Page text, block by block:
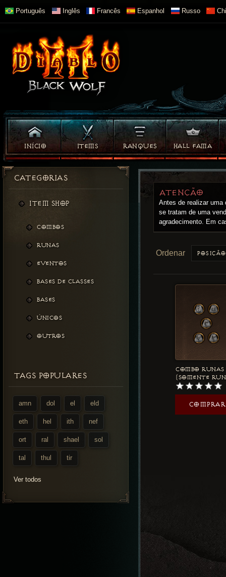
Português Inglês Francês Espanhol Russo
INÍCIO ITEMS RANQUES HALL FAMA
CATEGORIAS
ITEM SHOP
COMBOS
RUNAS
EVENTOS
BASES DE CLASSES
BASES
ÚNICOS
OUTROS
TAGS POPULARES
amn dol el eld
eth hel ith nef
ort ral shael sol
tal thul tir
Ver todos
ATENÇÃO
Antes de realizar
se tratam de uma
agradecimento. Em
Ordenar
COMBO RUNAS
(SOMENTE
COMPRAR